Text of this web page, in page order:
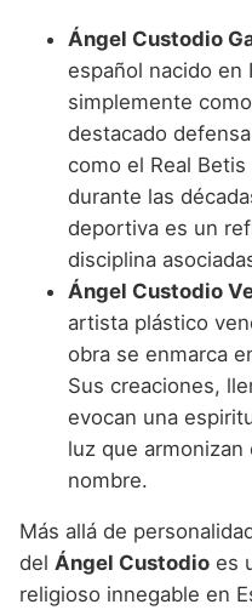
Ángel Custodio
español nacido en
simplemente
destacado
como el Real
durante las
deportiva es un
disciplina
Ángel Custodio
artista plástico
obra se enmarca
Sus creaciones,
evocan una
luz que
nombre.
Más allá de
del Ángel Custodio es
religioso innegable en